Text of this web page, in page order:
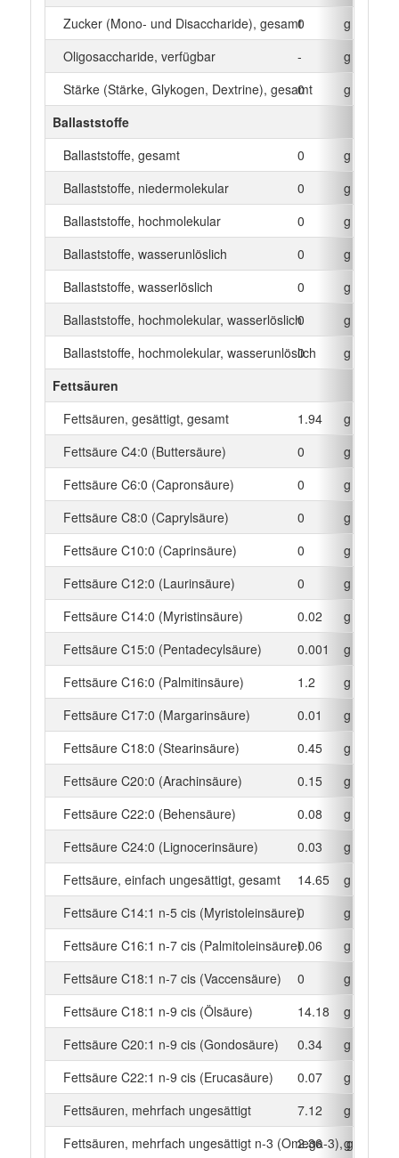
Zucker (Mono- und Disaccharide), gesamt0
g
Oligosaccharide, verfügbar
-
g
Stärke (Stärke, Glykogen, Dextrine), gesamt
0
g
Ballaststoffe
Ballaststoffe, gesamt
0
g
Ballaststoffe, niedermolekular
0
g
Ballaststoffe, hochmolekular
0
g
Ballaststoffe, wasserunlöslich
0
g
Ballaststoffe, wasserlöslich
0
g
Ballaststoffe, hochmolekular, wasserlöslich0
g
Ballaststoffe, hochmolekular, wasserunlöslich
0
g
Fettsäuren
Fettsäuren, gesättigt, gesamt
1.94
g
Fettsäure C4:0 (Buttersäure)
0
g
Fettsäure C6:0 (Capronsäure)
0
g
Fettsäure C8:0 (Caprylsäure)
0
g
Fettsäure C10:0 (Caprinsäure)
0
g
Fettsäure C12:0 (Laurinsäure)
0
g
Fettsäure C14:0 (Myristinsäure)
0.02
g
Fettsäure C15:0 (Pentadecylsäure)
0.001
g
Fettsäure C16:0 (Palmitinsäure)
1.2
g
Fettsäure C17:0 (Margarinsäure)
0.01
g
Fettsäure C18:0 (Stearinsäure)
0.45
g
Fettsäure C20:0 (Arachinsäure)
0.15
g
Fettsäure C22:0 (Behensäure)
0.08
g
Fettsäure C24:0 (Lignocerinsäure)
0.03
g
Fettsäure, einfach ungesättigt, gesamt
14.65
g
Fettsäure C14:1 n-5 cis (Myristoleinsäure)0
g
Fettsäure C16:1 n-7 cis (Palmitoleinsäure)0.06
g
Fettsäure C18:1 n-7 cis (Vaccensäure)
0
g
Fettsäure C18:1 n-9 cis (Ölsäure)
14.18
g
Fettsäure C20:1 n-9 cis (Gondosäure)
0.34
g
Fettsäure C22:1 n-9 cis (Erucasäure)
0.07
g
Fettsäuren, mehrfach ungesättigt
7.12
g
Fettsäuren, mehrfach ungesättigt n-3 (Omega-3), gesamt
2.36
g